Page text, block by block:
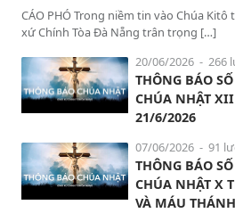
CÁO PHÓ Trong niềm tin vào Chúa Kitô
xứ Chính Tòa Đà Nẵng trân trọng […]
20/06/2026 - 266
THÔNG BÁO
CHÚA NHẬT
21/6/2026
07/06/2026 - 91
THÔNG BÁO
CHÚA NHẬT X
VÀ MÁU